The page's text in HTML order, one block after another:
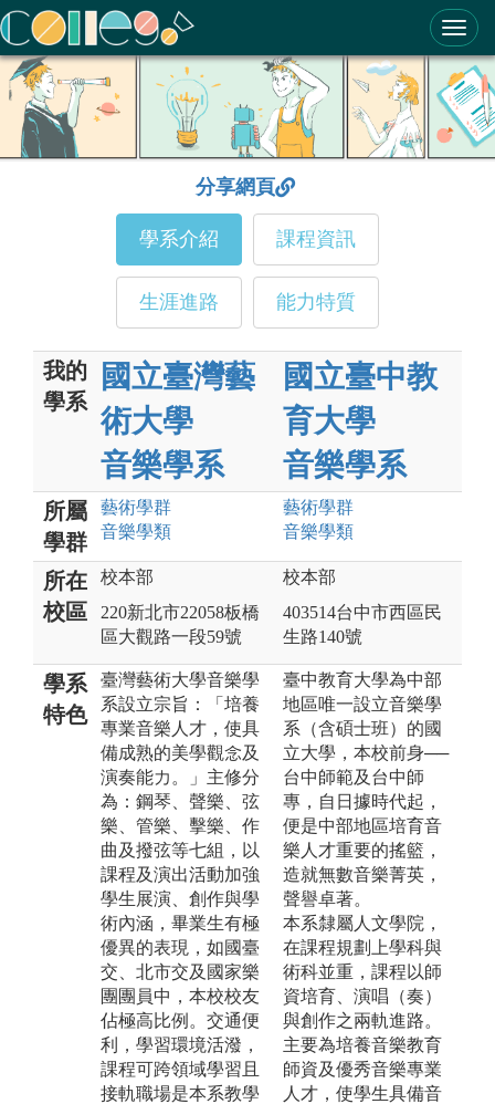
ColleGo! 大學選才與高中育才輔助系統
分享網頁
學系介紹 課程資訊
生涯進路 能力特質
我的
學系
國立臺灣藝
術大學
音樂學系
國立臺中教
育大學
音樂學系
所屬
學群
藝術學群
音樂學類
藝術學群
音樂學類
所在
校區
校本部
220新北市22058板橋
區大觀路一段59號
校本部
403514台中市西區民
生路140號
學系
特色
臺灣藝術大學音樂學
系設立宗旨：「培養
專業音樂人才，使具
備成熟的美學觀念及
演奏能力。」主修分
為：鋼琴、聲樂、弦
樂、管樂、擊樂、作
曲及撥弦等七組，以
課程及演出活動加強
學生展演、創作與學
術內涵，畢業生有極
優異的表現，如國臺
交、北市交及國家樂
團團員中，本校校友
佔極高比例。交通便
利，學習環境活潑，
課程可跨領域學習且
接軌職場是本系教學
臺中教育大學為中部
地區唯一設立音樂學
系（含碩士班）的國
立大學，本校前身──
台中師範及台中師
專，自日據時代起，
便是中部地區培育音
樂人才重要的搖籃，
造就無數音樂菁英，
聲譽卓著。
本系隸屬人文學院，
在課程規劃上學科與
術科並重，課程以師
資培育、演唱（奏）
與創作之兩軌進路。
主要為培養音樂教育
師資及優秀音樂專業
人才，使學生具備音